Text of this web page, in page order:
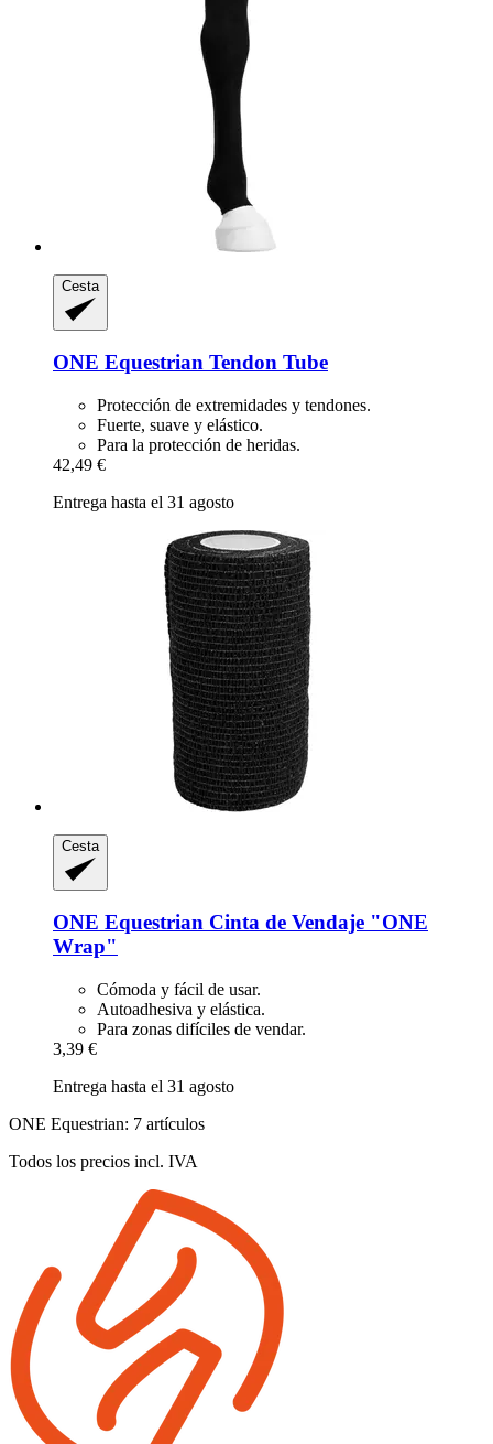
Cesta
ONE Equestrian Tendon Tube
Protección de extremidades y tendones.
Fuerte, suave y elástico.
Para la protección de heridas.
42,49 €
Entrega hasta el 31 agosto
Cesta
ONE Equestrian Cinta de Vendaje "ONE
Wrap"
Cómoda y fácil de usar.
Autoadhesiva y elástica.
Para zonas difíciles de vendar.
3,39 €
Entrega hasta el 31 agosto
ONE Equestrian: 7 artículos
Todos los precios incl. IVA